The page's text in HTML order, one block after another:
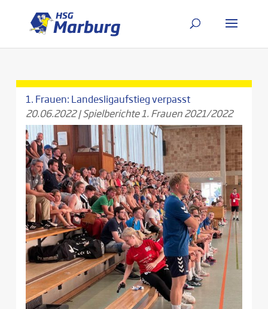
1. Frauen: Landesligaufstieg verpasst
20.06.2022|Spielberichte 1. Frauen 2021/2022